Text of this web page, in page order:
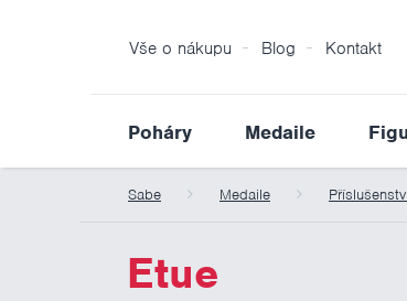
Vše o nákupu Blog Kontakt
Poháry Medaile
Sabe Medaile
Etue